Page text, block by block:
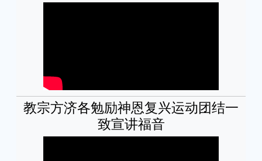
教宗方济各勉励神恩复兴运动团结一
致宣讲福音